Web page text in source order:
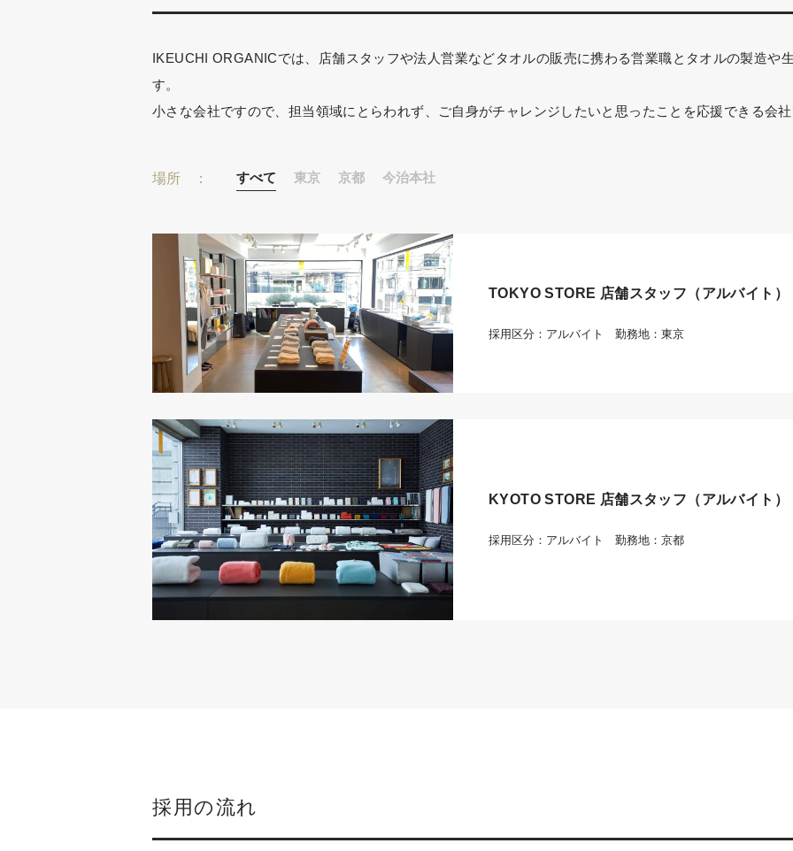
IKEUCHI ORGANICでは、店舗スタッフや法人営業などタオルの販売に携わる営業職とタオルの製造や
す。
小さな会社ですので、担当領域にとらわれず、ご自身がチャレンジしたいと思ったことを応援できる会社
場所 すべて 東京 京都 今治本社
TOKYO STORE 店舗スタッフ（アルバイト）
採用区分：アルバイト 勤務地：東京
KYOTO STORE 店舗スタッフ（アルバイト）
採用区分：アルバイト 勤務地：京都
採用の流れ